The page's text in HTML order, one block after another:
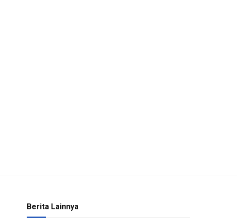
Berita Lainnya